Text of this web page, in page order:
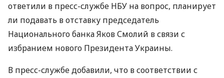
ответили в пресс-службе НБУ на вопрос, планирует
ли подавать в отставку председатель
Национального банка Яков Смолий в связи с
избранием нового Президента Украины.
В пресс-службе добавили, что в соответствии с